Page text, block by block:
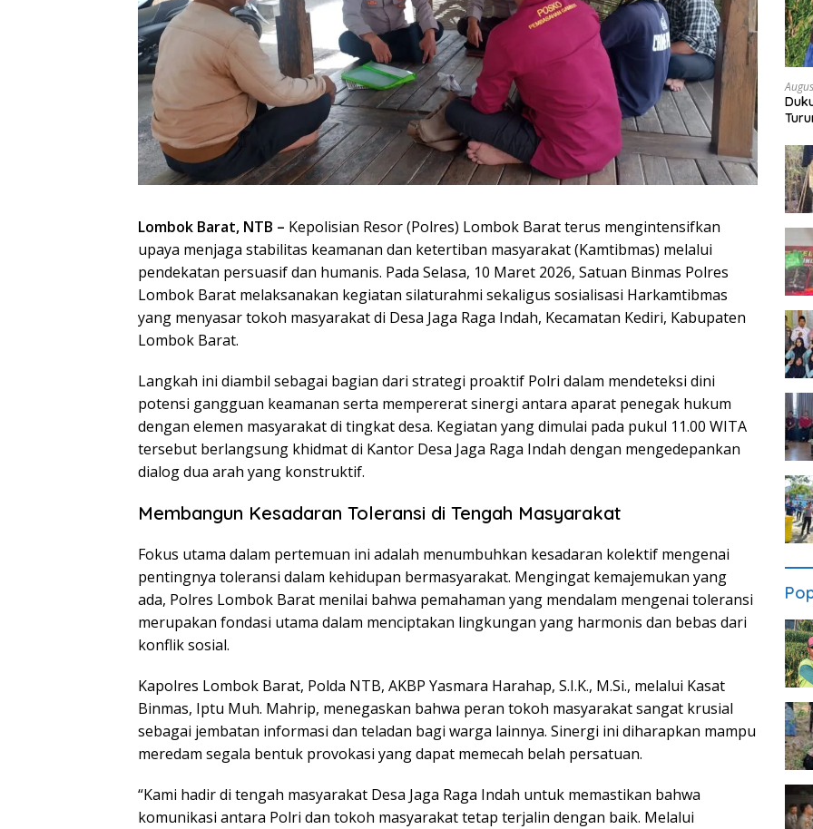
Lombok Barat, NTB – Kepolisian Resor (Polres) Lombok Barat terus mengintensifkan
upaya menjaga stabilitas keamanan dan ketertiban masyarakat (Kamtibmas) melalui
pendekatan persuasif dan humanis. Pada Selasa, 10 Maret 2026, Satuan Binmas Polres
Lombok Barat melaksanakan kegiatan silaturahmi sekaligus sosialisasi Harkamtibmas
yang menyasar tokoh masyarakat di Desa Jaga Raga Indah, Kecamatan Kediri, Kabupaten
Lombok Barat.
Langkah ini diambil sebagai bagian dari strategi proaktif Polri dalam mendeteksi dini
potensi gangguan keamanan serta mempererat sinergi antara aparat penegak hukum
dengan elemen masyarakat di tingkat desa. Kegiatan yang dimulai pada pukul 11.00 WITA
tersebut berlangsung khidmat di Kantor Desa Jaga Raga Indah dengan mengedepankan
dialog dua arah yang konstruktif.
Membangun Kesadaran Toleransi di Tengah Masyarakat
Fokus utama dalam pertemuan ini adalah menumbuhkan kesadaran kolektif mengenai
pentingnya toleransi dalam kehidupan bermasyarakat. Mengingat kemajemukan yang
ada, Polres Lombok Barat menilai bahwa pemahaman yang mendalam mengenai toleransi
merupakan fondasi utama dalam menciptakan lingkungan yang harmonis dan bebas dari
konflik sosial.
Kapolres Lombok Barat, Polda NTB, AKBP Yasmara Harahap, S.I.K., M.Si., melalui Kasat
Binmas, Iptu Muh. Mahrip, menegaskan bahwa peran tokoh masyarakat sangat krusial
sebagai jembatan informasi dan teladan bagi warga lainnya. Sinergi ini diharapkan mampu
meredam segala bentuk provokasi yang dapat memecah belah persatuan.
“Kami hadir di tengah masyarakat Desa Jaga Raga Indah untuk memastikan bahwa
komunikasi antara Polri dan tokoh masyarakat tetap terjalin dengan baik. Melalui